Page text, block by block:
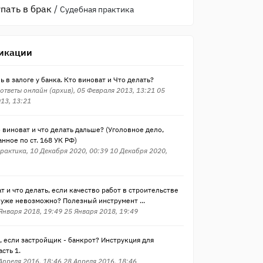
в брак/ Судебная практика
в залоге у банка. Кто виноват и Что делать?
онлайн (архив), 05 Февраля 2013, 13:21 05
13:21
и что делать дальше? (Уголовное дело,
по ст. 168 УК РФ)
10 Декабря 2020, 00:39 10 Декабря 2020,
и что делать, если качество работ в строительстве
невозможно? Полезный инструмент ...
2018, 19:49 25 Января 2018, 19:49
если застройщик - банкрот? Инструкция для
1.
2016, 18:46 28 Апреля 2016, 18:46